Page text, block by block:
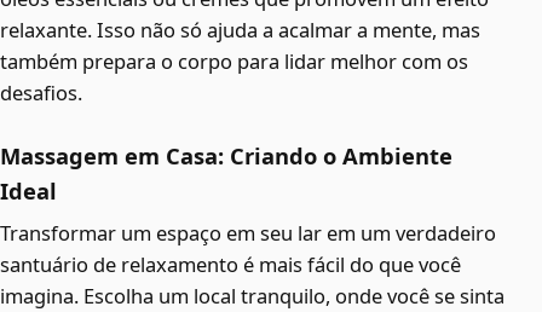
relaxante. Isso não só ajuda a acalmar a mente, mas
também prepara o corpo para lidar melhor com os
desafios.
Massagem em Casa: Criando o Ambiente
Ideal
Transformar um espaço em seu lar em um verdadeiro
santuário de relaxamento é mais fácil do que você
imagina. Escolha um local tranquilo, onde você se sinta